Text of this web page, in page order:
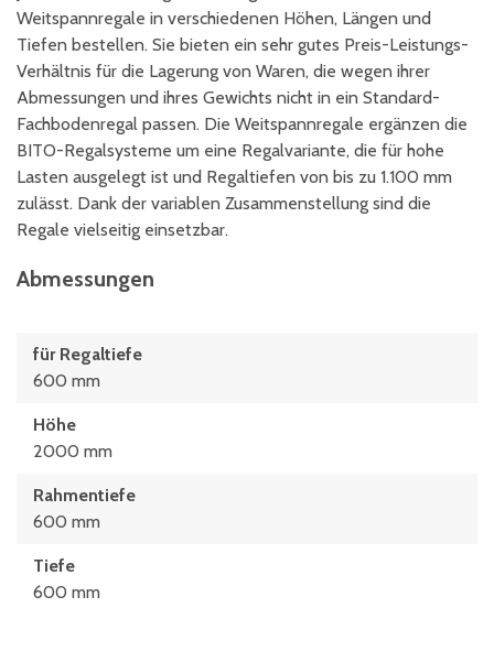
Weitspannregale in verschiedenen Höhen, Längen und
Tiefen bestellen. Sie bieten ein sehr gutes Preis-Leistungs-
Verhältnis für die Lagerung von Waren, die wegen ihrer
Abmessungen und ihres Gewichts nicht in ein Standard-
Fachbodenregal passen. Die Weitspannregale ergänzen die
BITO-Regalsysteme um eine Regalvariante, die für hohe
Lasten ausgelegt ist und Regaltiefen von bis zu 1.100 mm
zulässt. Dank der variablen Zusammenstellung sind die
Regale vielseitig einsetzbar.
Abmessungen
für Regaltiefe
600 mm
Höhe
2000 mm
Rahmentiefe
600 mm
Tiefe
600 mm